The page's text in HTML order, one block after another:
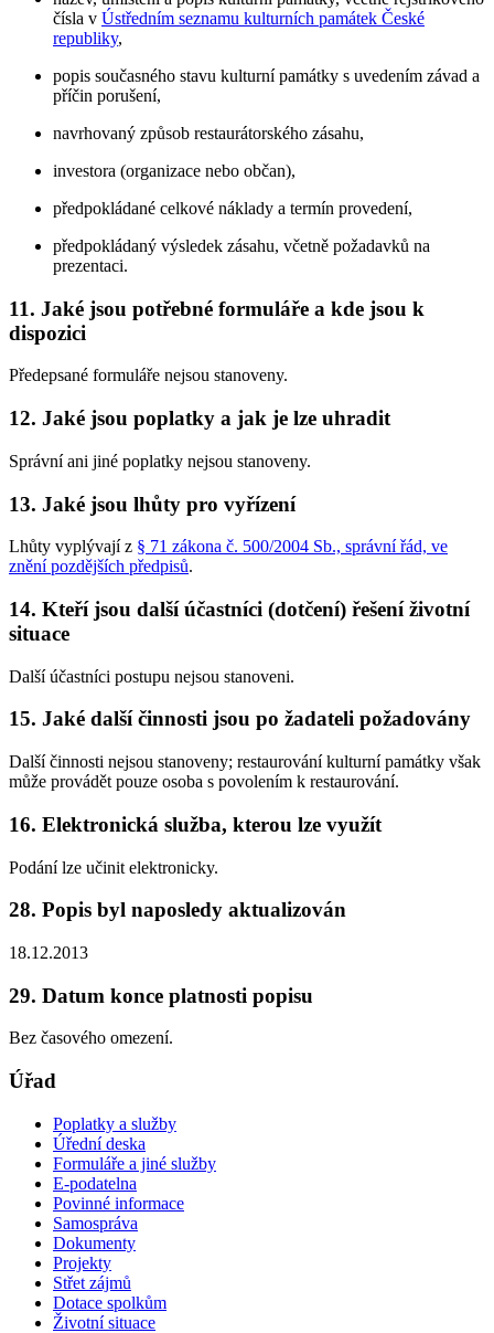
čísla v Ústředním seznamu kulturních památek České
republiky,
popis současného stavu kulturní památky s uvedením závad a
příčin porušení,
navrhovaný způsob restaurátorského zásahu,
investora (organizace nebo občan),
předpokládané celkové náklady a termín provedení,
předpokládaný výsledek zásahu, včetně požadavků na
prezentaci.
11. Jaké jsou potřebné formuláře a kde jsou k
dispozici
Předepsané formuláře nejsou stanoveny.
12. Jaké jsou poplatky a jak je lze uhradit
Správní ani jiné poplatky nejsou stanoveny.
13. Jaké jsou lhůty pro vyřízení
Lhůty vyplývají z § 71 zákona č. 500/2004 Sb., správní řád, ve
znění pozdějších předpisů.
14. Kteří jsou další účastníci (dotčení) řešení životní
situace
Další účastníci postupu nejsou stanoveni.
15. Jaké další činnosti jsou po žadateli požadovány
Další činnosti nejsou stanoveny; restaurování kulturní památky však
může provádět pouze osoba s povolením k restaurování.
16. Elektronická služba, kterou lze využít
Podání lze učinit elektronicky.
28. Popis byl naposledy aktualizován
18.12.2013
29. Datum konce platnosti popisu
Bez časového omezení.
Úřad
Poplatky a služby
Úřední deska
Formuláře a jiné služby
E-podatelna
Povinné informace
Samospráva
Dokumenty
Projekty
Střet zájmů
Dotace spolkům
Životní situace